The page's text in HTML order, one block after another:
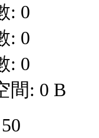
: 0
: 0
: 0
間: 0 B